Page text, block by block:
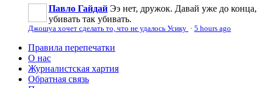
Павло Гайдай Ээ нет, дружок. Давай уже до конца,
убивать так убивать.
Джошуа хочет сделать то, что не удалось Усику · 5 hours ago
Правила перепечатки
О нас
Журналистская хартия
Обратная связь